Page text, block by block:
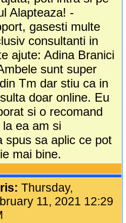
Alapteaza! -
gasesti multe
consultanti in
ajute: Adina Branici
sunt super
Tm dar stiu ca in
doar online. Eu
si o recomand
ea am si
spus sa aplic ce pot
mai bine.
Thursday,
11, 2021 12:29